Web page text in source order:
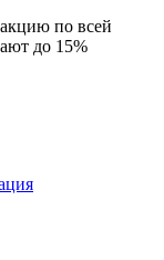
по всей
до 15%